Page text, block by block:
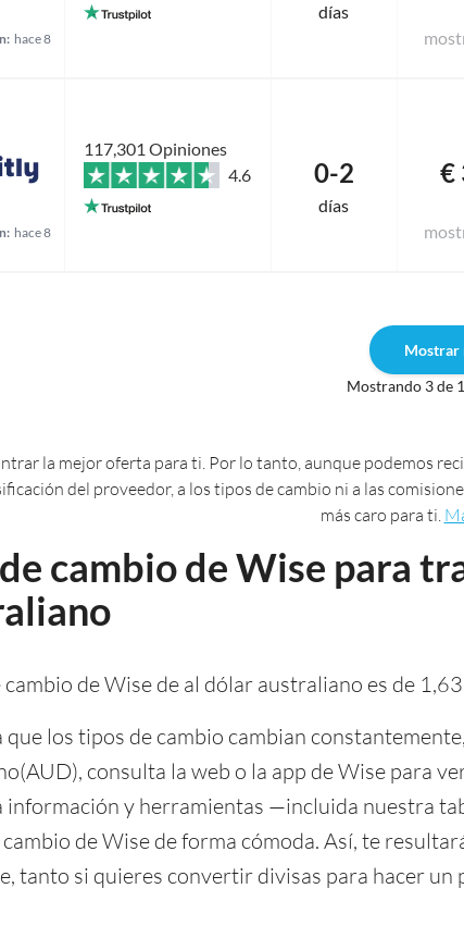
hace 8
días
hace 8
117,301 Opiniones
4.6
0-2
días
€
Mostrar
Mostrando 3 de
la mejor oferta para ti. Por lo tanto, aunque podemos
del proveedor, a los tipos de cambio ni a las
más caro para ti.
cambio de Wise para
cambio de Wise de al dólar australiano es de
que los tipos de cambio cambian
consulta la web o la app de Wise para
información y herramientas —incluida nuestra
de Wise de forma cómoda. Así, te
tanto si quieres convertir divisas para hacer un